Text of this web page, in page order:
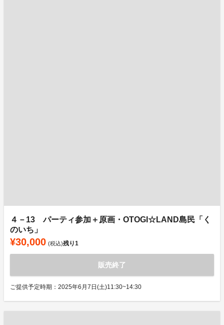
４－13 パーティ参加＋原画・OTOGI☆LAND島民「く
のいち」
¥30,000 (税込)残り1
販売終了
ご提供予定時期：2025年6月7日(土)11:30~14:30